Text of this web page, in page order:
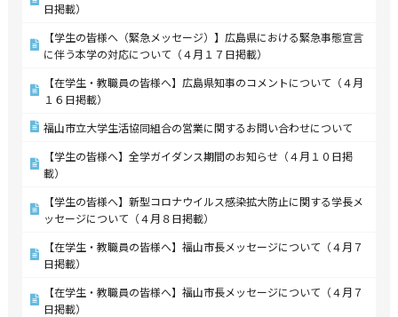
日掲載）
【学生の皆様へ（緊急メッセージ）】広島県における緊急事態宣言
に伴う本学の対応について（４月１７日掲載）
【在学生・教職員の皆様へ】広島県知事のコメントについて（４月
１６日掲載）
福山市立大学生活協同組合の営業に関するお問い合わせについて
【学生の皆様へ】全学ガイダンス期間のお知らせ（４月１０日掲
載）
【学生の皆様へ】新型コロナウイルス感染拡大防止に関する学長メ
ッセージについて（４月８日掲載）
【在学生・教職員の皆様へ】福山市長メッセージについて（４月７
日掲載）
【在学生・教職員の皆様へ】福山市長メッセージについて（４月７
日掲載）